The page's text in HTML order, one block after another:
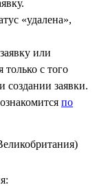
«удалена»,
или
с того
создании заявки.
по